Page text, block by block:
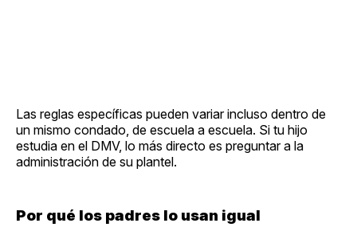
Las reglas específicas pueden variar incluso dentro de
un mismo condado, de escuela a escuela. Si tu hijo
estudia en el DMV, lo más directo es preguntar a la
administración de su plantel.
Por qué los padres lo usan igual